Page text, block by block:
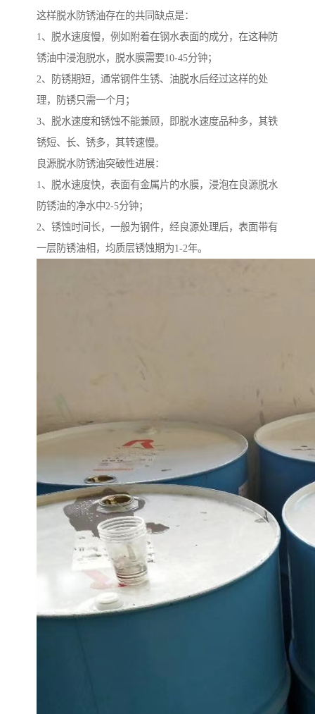
这样脱水防锈油存在的共同缺点是：
1、脱水速度慢，例如附着在钢水表面的成分，在这种防
锈油中浸泡脱水，脱水膜需要10-45分钟；
2、防锈期短，通常钢件生锈、油脱水后经过这样的处
理，防锈只需一个月；
3、脱水速度和锈蚀不能兼顾，即脱水速度品种多，其铁
锈短、长、锈多，其转速慢。
良源脱水防锈油突破性进展：
1、脱水速度快，表面有金属片的水膜，浸泡在良源脱水
防锈油的净水中2-5分钟；
2、锈蚀时间长，一般为钢件，经良源处理后，表面带有
一层防锈油相，均质层锈蚀期为1-2年。